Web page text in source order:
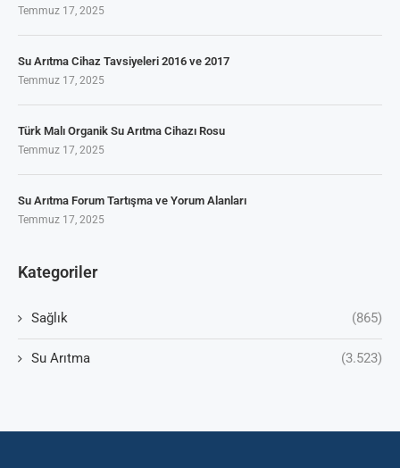
Temmuz 17, 2025
Su Arıtma Cihaz Tavsiyeleri 2016 ve 2017
Temmuz 17, 2025
Türk Malı Organik Su Arıtma Cihazı Rosu
Temmuz 17, 2025
Su Arıtma Forum Tartışma ve Yorum Alanları
Temmuz 17, 2025
Kategoriler
Sağlık (865)
Su Arıtma (3.523)